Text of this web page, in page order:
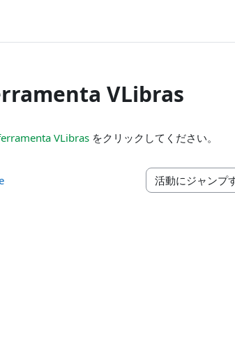
VLibras
VLibras をクリックしてください。
活動にジャンプする